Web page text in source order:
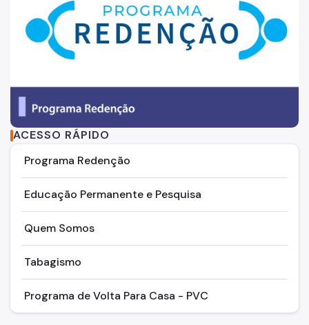
ACESSO RÁPIDO
Programa Redenção
Educação Permanente e Pesquisa
Quem Somos
Tabagismo
Programa de Volta Para Casa - PVC